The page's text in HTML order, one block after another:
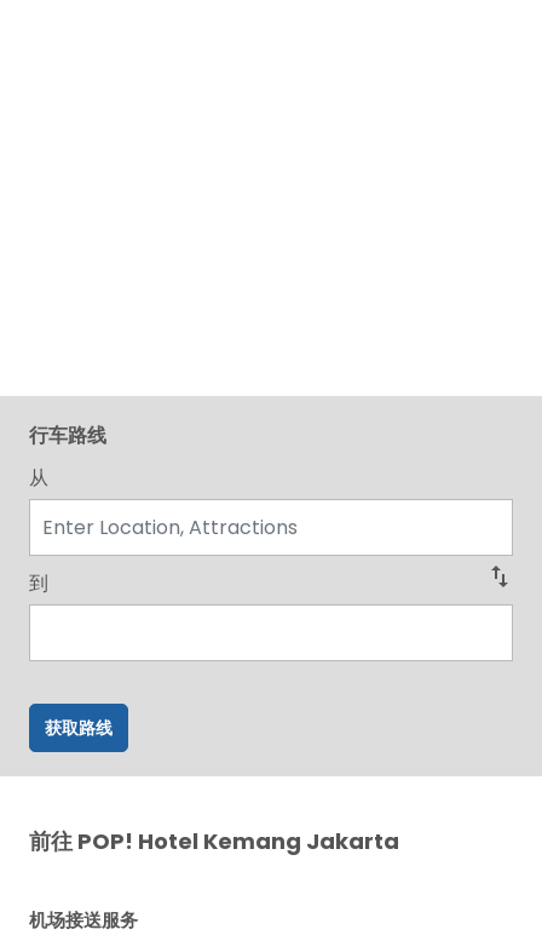
行车路线
从
到 swap_vert
获取路线
前往 POP! Hotel Kemang Jakarta
机场接送服务